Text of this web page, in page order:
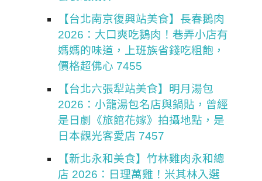
【台北南京復興站美食】長春鵝肉
2026：大口爽吃鵝肉！巷弄小店有
媽媽的味道，上班族省錢吃粗飽，
價格超佛心 7455
【台北六張犁站美食】明月湯包
2026：小籠湯包名店與鍋貼，曾經
是日劇《旅館花嫁》拍攝地點，是
日本觀光客愛店 7457
【新北永和美食】竹林雞肉永和總
店 2026：日理萬雞！米其林入選